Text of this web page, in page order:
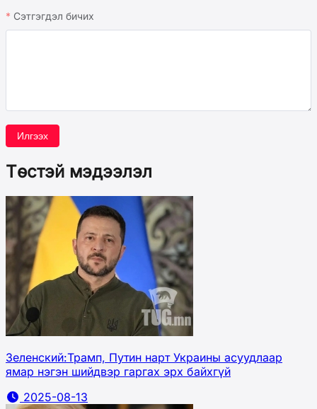
Сэтгэгдэл бичих
Илгээх
Төстэй мэдээлэл
Зеленский:Трамп, Путин нарт Украины асуудлаар
ямар нэгэн шийдвэр гаргах эрх байхгүй
2025-08-13